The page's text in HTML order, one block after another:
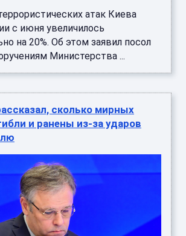
атак Киева
с июня увеличилось
на 20%. Об этом заявил посол
Министерства ...
сколько мирных
и ранены из-за ударов